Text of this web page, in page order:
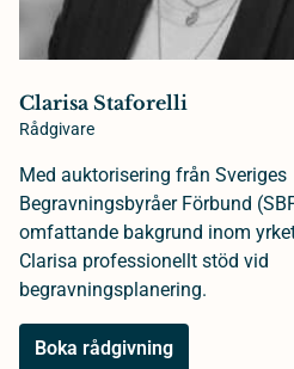
Clarisa Staforelli
Rådgivare
Med auktorisering från Sveriges
Begravningsbyråer Förbund
omfattande bakgrund inom
Clarisa professionellt stöd vid
begravningsplanering.
Boka rådgivning